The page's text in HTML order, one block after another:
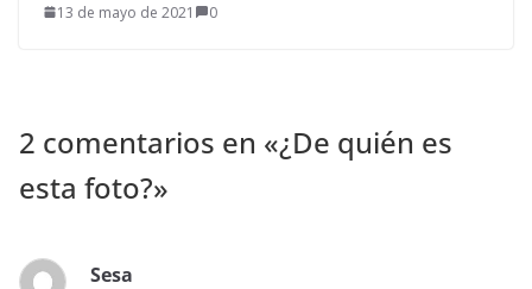
13 de mayo de 2021 0
2 comentarios en «¿De quién es
esta foto?»
Sesa